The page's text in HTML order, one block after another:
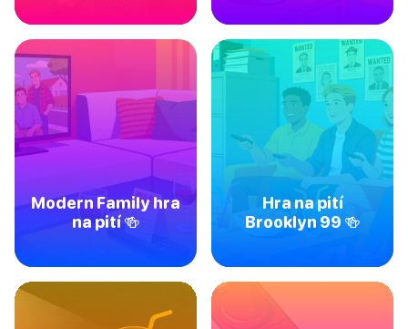
Modern Family hra
na pití 🍻
Hra na pití
Brooklyn 99 🍻